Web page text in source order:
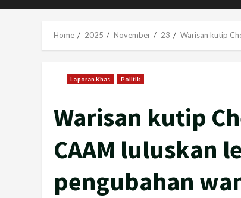
Home 2025 November 23 Warisan kutip
Laporan Khas Politik
Warisan kutip
CAAM luluskan
pengubahan